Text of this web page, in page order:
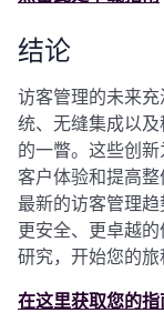
结论
访客管理的未来
统、无缝集成以
的一瞥。这些创
客户体验和提高
最新的访客管理
更安全、更卓越
研究，开始您的旅
在这里获取您的指